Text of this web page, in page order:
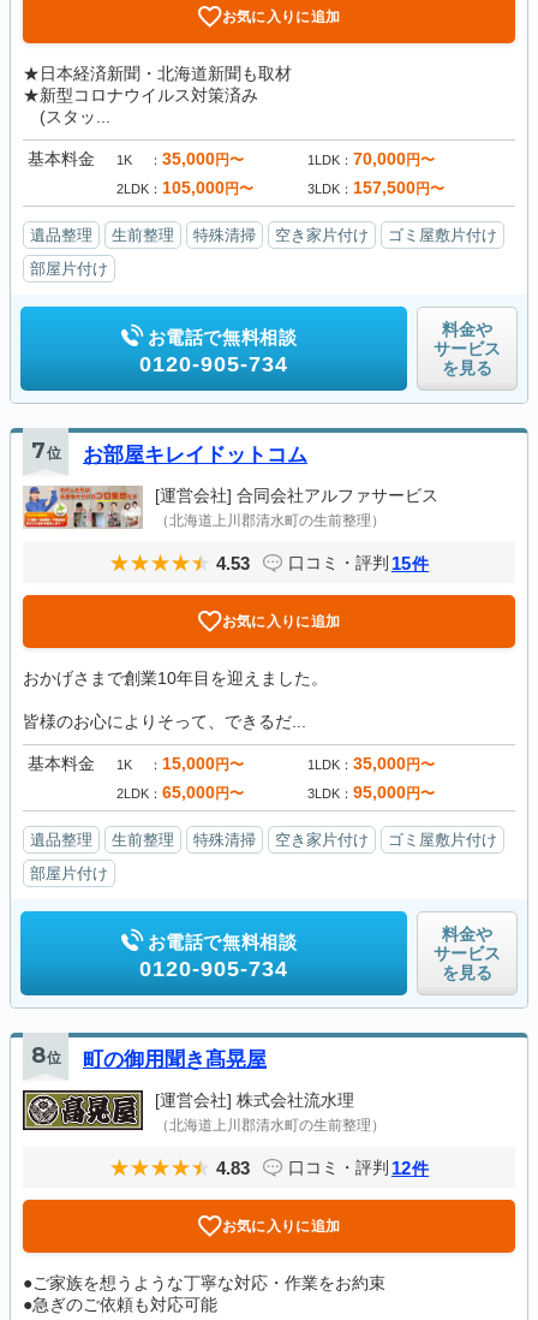
お気に入りに追加
★日本経済新聞・北海道新聞も取材
★新型コロナウイルス対策済み
(スタッ...
基本料金 1K 35,000円〜 1LDK 70,000円〜
2LDK 105,000円〜 3LDK 157,500円〜
遺品整理 生前整理 特殊清掃 空き家片付け
ゴミ屋敷片付け
部屋片付け
お電話で無料相談
0120-905-734
料金や
サービス
を見る
7位 お部屋キレイドットコム
[運営会社] 合同会社アルファサービス
（北海道上川郡清水町の生前整理）
4.53 口コミ・評判 15件
お気に入りに追加
おかげさまで創業10年目を迎えました。
皆様のお心によりそって、できるだ...
基本料金 1K 15,000円〜 1LDK 35,000円〜
2LDK 65,000円〜 3LDK 95,000円〜
遺品整理 生前整理 特殊清掃 空き家片付け
ゴミ屋敷片付け
部屋片付け
お電話で無料相談
0120-905-734
料金や
サービス
を見る
8位 町の御用聞き髙晃屋
[運営会社] 株式会社流水理
（北海道上川郡清水町の生前整理）
4.83 口コミ・評判 12件
お気に入りに追加
●ご家族を想うような丁寧な対応・作業をお約束
●急ぎのご依頼も対応可能